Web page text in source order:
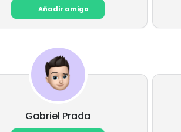
Añadir amigo
Gabriel Prada